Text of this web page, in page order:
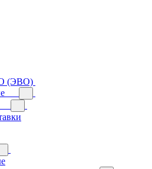
(ЭВО)